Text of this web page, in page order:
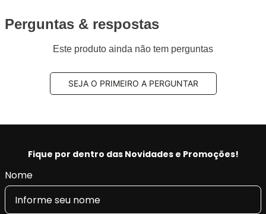
Perguntas & respostas
Este produto ainda não tem perguntas
SEJA O PRIMEIRO A PERGUNTAR
Fique por dentro das Novidades e Promoções!
Nome